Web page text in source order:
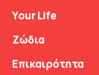
Your Life
Ζώδια
Επικαιρότητα